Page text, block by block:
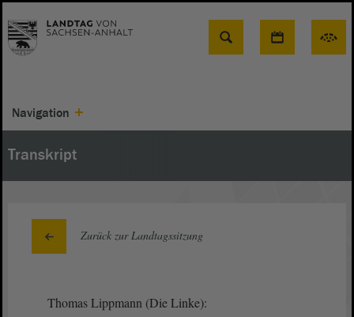
Suche
Navigation
Transkript
Zurück zur Landtagssitzung
Thomas Lippmann (Die Linke):